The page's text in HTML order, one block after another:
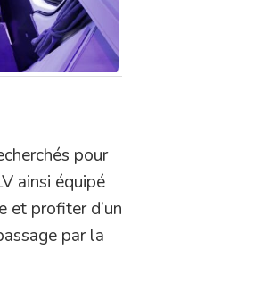
pour
ainsi équipé
et profiter d’un
par la